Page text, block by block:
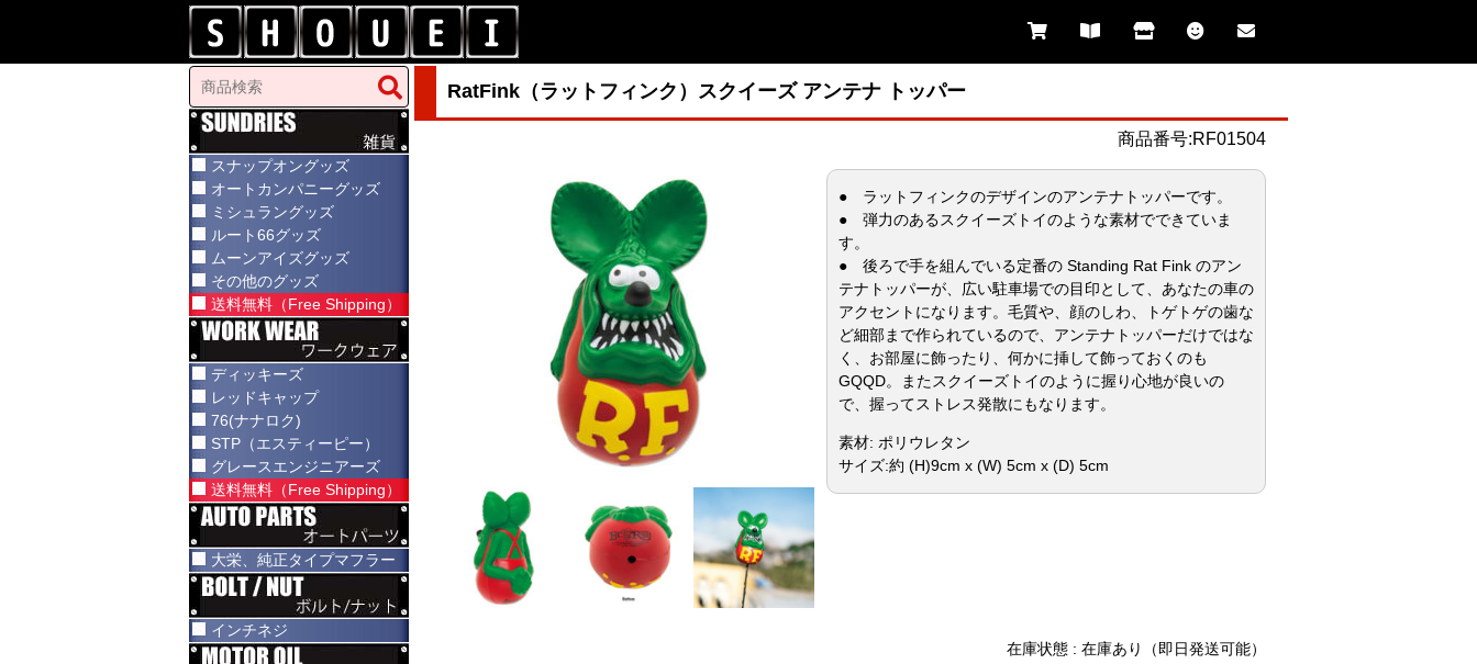
スナップオングッズ
オートカンパニーグッズ
ミシュラングッズ
ルート66グッズ
ムーンアイズグッズ
その他のグッズ
送料無料（Free Shipping）
ディッキーズ
レッドキャップ
76(ナナロク)
STP（エスティーピー）
グレースエンジニアーズ
送料無料（Free Shipping）
大栄、純正タイプマフラー
インチネジ
RatFink（ラットフィンク）スクイーズ アンテナ トッパー
商品番号:RF01504
● ラットフィンクのデザインのアンテナトッパーです。
● 弾力のあるスクイーズトイのような素材でできていま
す。
● 後ろで手を組んでいる定番の Standing Rat Fink のアン
テナトッパーが、広い駐車場での目印として、あなたの車の
アクセントになります。毛質や、顔のしわ、トゲトゲの歯な
ど細部まで作られているので、アンテナトッパーだけではな
く、お部屋に飾ったり、何かに挿して飾っておくのも
GQQD。またスクイーズトイのように握り心地が良いの
で、握ってストレス発散にもなります。
素材: ポリウレタン
サイズ:約 (H)9cm x (W) 5cm x (D) 5cm
在庫状態 : 在庫あり（即日発送可能）